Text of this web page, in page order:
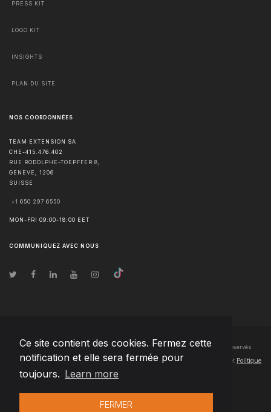
Ce site contient des cookies. Fermez cette
notification et elle sera fermée pour
toujours. Learn more
FERMER
PRESS KIT
LOGO KIT
INSIGHTS
PLAN DU SITE
NOS COORDONNÉES
TEAM EXTENSION SA
CHE-415.476.402
RUE RODOLPHE-TOEPFFER 8,
GENÈVE
1206
SUISSE
+1 650 297 6550
MON-FRI 09:00-18:00 EET
COMMUNIQUEZ AVEC NOUS
© Droits d'auteur2026 Team Extension SA France- Tous les droits sont réservés
Changelog● En utilisant ce site, vous acceptez nos Conditions d'utilisation et Politique
de confidentialité